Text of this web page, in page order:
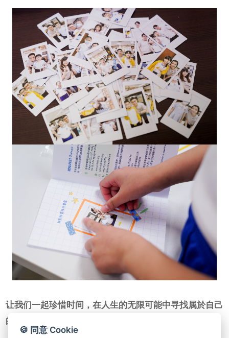
让我们一起珍惜时间，在人生的无限可能中寻找属於自己
的道路。
🍪 同意 Cookie